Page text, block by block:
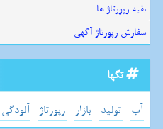
بقیه رپورتاژ ها
سفارش رپورتاژ آگهی
تگها
آب تولید بازار رپورتاژ آلودگی